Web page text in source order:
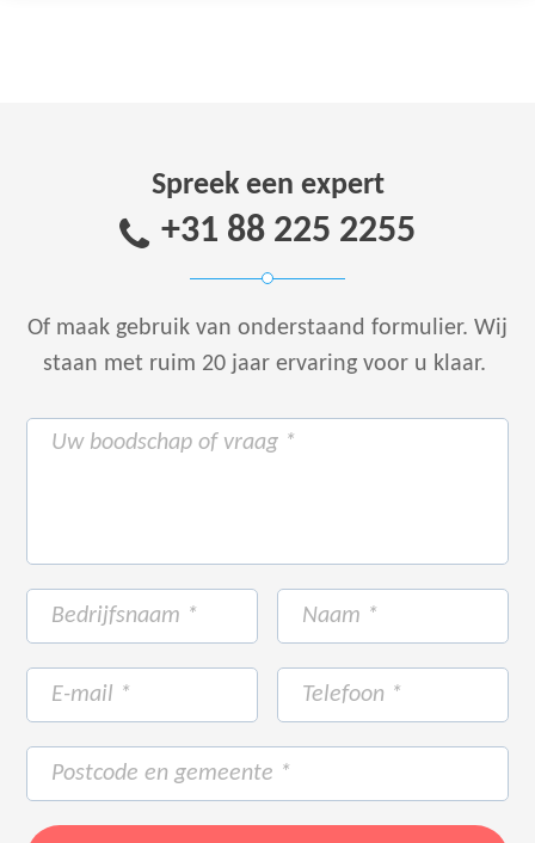
Spreek een expert
+31 88 225 2255
Of maak gebruik van onderstaand formulier. Wij
staan met ruim 20 jaar ervaring voor u klaar.